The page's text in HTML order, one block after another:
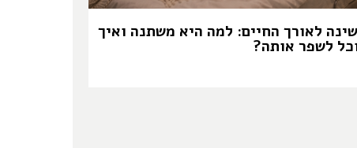
לאורך החיים: למה היא משתנה ואיך
לשפר אותה?